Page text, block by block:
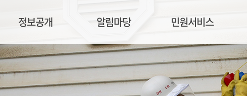
정보공개 알림마당 민원서비스